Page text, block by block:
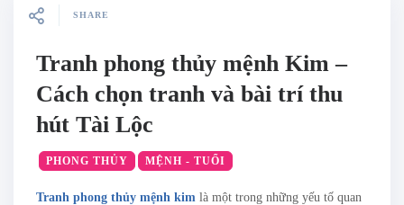
SHARE
Tranh phong thủy mệnh Kim –
Cách chọn tranh và bài trí thu
hút Tài Lộc
PHONG THỦY MỆNH - TUỔI
Tranh phong thủy mệnh kim là một trong những yếu tố quan